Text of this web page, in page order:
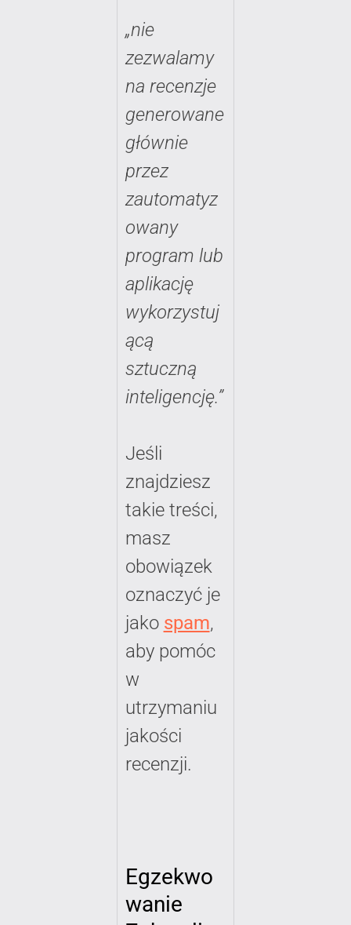
„nie
zezwalamy
na recenzje
generowane
głównie
przez
zautomatyz
owany
program lub
aplikację
wykorzystuj
ącą
sztuczną
inteligencję.”
Jeśli
znajdziesz
takie treści,
masz
obowiązek
oznaczyć je
jako spam,
aby pomóc
w
utrzymaniu
jakości
recenzji.
Egzekwo
wanie